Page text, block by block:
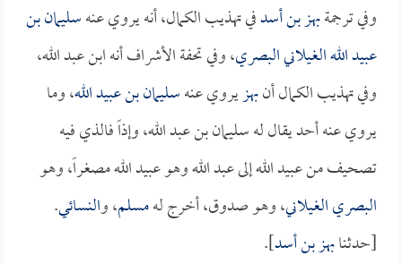
وفي ترجمةبهز بن أسدفي تهذيب الكمال، أنه يروي عنهسليمان بن
عبيد الله الغيلاني البصري، وفي تحفة الأشراف أنه ابن عبد الله،
وفي تهذيب الكمال أنبهزيروي عنهسليمان بن عبيد الله، وما
يروي عنه أحد يقال له سليمان بن عبد الله، وإذاً فالذي فيه
تصحيف من عبيد الله إلى عبد الله وهو عبيد الله مصغراً، وهو
البصري الغيلاني، وهو صدوق، أخرج لهمسلم، والنسائي.
[حدثنابهز بن أسد].